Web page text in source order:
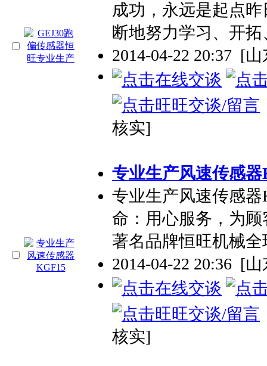
成功，永远是起点
断地努力学习、开
2014-04-22 20:37 [山
核实]
专业生产风速传感器
专业生产风速传感
命：用心服务，为
著名品牌恒旺机械全
2014-04-22 20:36 [山
核实]